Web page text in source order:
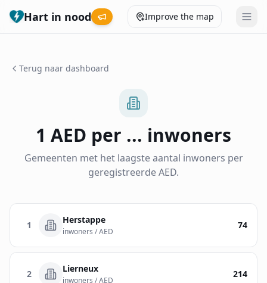
Hart in nood Improve the map
Help
How was your experience?
😞 😕 😊 😍
Name
Language
Nederlands
Terug naar dashboard
1 AED per ... inwoners
Gemeenten met het laagste aantal inwoners per
geregistreerde AED.
1 Herstappe
inwoners / AED
74
2 Lierneux
inwoners / AED
214